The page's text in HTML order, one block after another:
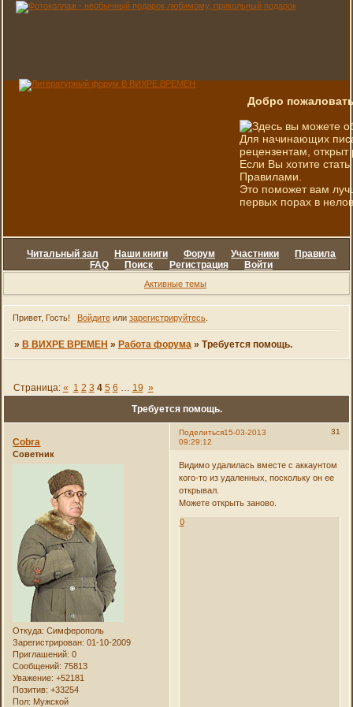
Добро
Здесь вы можете
Для начинающих
рецензентам, открыт
Если Вы хотите
Правилами.
Это поможет вам
первых порах в
Читальный зал Наши книги Форум Участники
Правила
FAQ
Поиск Регистрация Войти
Активные темы
Привет, Гость! Войдитеили зарегистрируйтесь.
» В ВИХРЕ ВРЕМЕН » Работа форума » Требуется помощь.
Требуется помощь.
Страница: « 1 2 3 4 5 6 … 19 »
Поделиться 31
15-03-2013
09:29:12
Cobra
Советник
Откуда: Симферополь
Зарегистрирован: 01-10-2009
Приглашений: 0
Сообщений: 75813
Уважение: +52181
Позитив: +33254
Пол: Мужской
Видимо удалилась вместе с аккаунтом
кого-то из удаленных, поскольку он ее
открывал.
Можете открыть заново.
0